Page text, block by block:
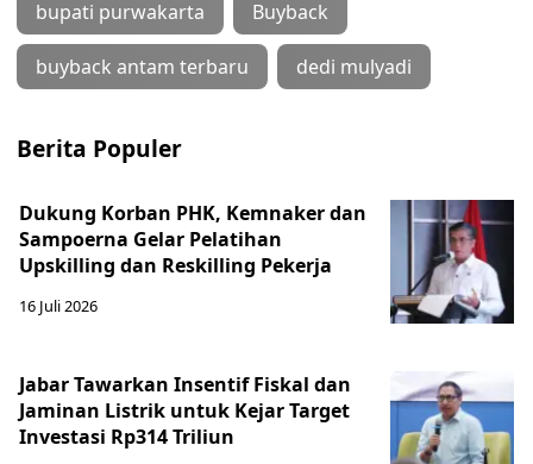
bupati purwakarta Buyback
buyback antam terbaru dedi mulyadi
Berita Populer
Dukung Korban PHK, Kemnaker dan
Sampoerna Gelar Pelatihan
Upskilling dan Reskilling Pekerja
16 Juli 2026
Jabar Tawarkan Insentif Fiskal dan
Jaminan Listrik untuk Kejar Target
Investasi Rp314 Triliun